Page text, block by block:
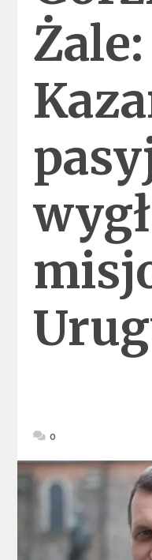
Żale:
0